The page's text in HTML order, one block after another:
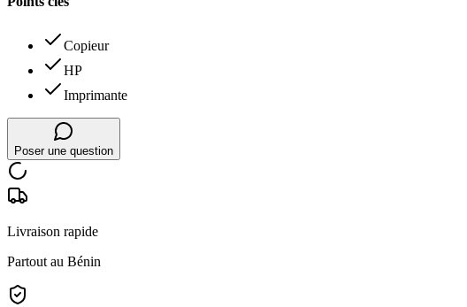
Copieur
HP
Imprimante
Poser une question
Livraison rapide
Partout au Bénin